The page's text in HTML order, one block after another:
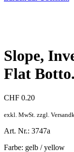
Slope,
Flat
CHF 0.20
exkl. MwSt. zzgl.
Art. Nr.: 3747a
Farbe: gelb / yellow